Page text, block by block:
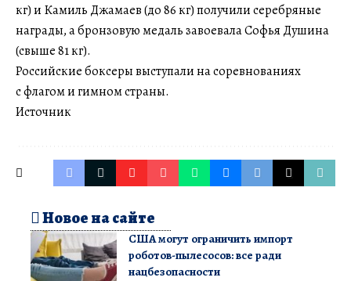
кг) и Камиль Джамаев (до 86 кг) получили серебряные
награды, а бронзовую медаль завоевала Софья Душина
(свыше 81 кг).
Российские боксеры выступали на соревнованиях
с флагом и гимном страны.
Источник
Новое на сайте
США могут ограничить импорт
роботов-пылесосов: все ради
нацбезопасности